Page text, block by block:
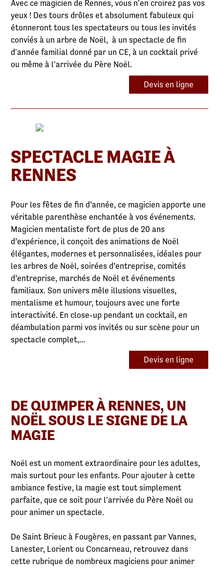
Avec ce magicien de Rennes, vous n'en croirez pas vos
yeux ! Des tours drôles et absolument fabuleux qui
étonneront tous les spectateurs ou tous les invités
conviés à un arbre de Noël, à un spectacle de fin
d'année familial donné par un CE, à un cocktail privé
ou même à l'arrivée du Père Noël.
Devis en ligne
SPECTACLE MAGIE À
RENNES
Pour les fêtes de fin d’année, ce magicien apporte une
véritable parenthèse enchantée à vos événements.
Magicien mentaliste fort de plus de 20 ans
d’expérience, il conçoit des animations de Noël
élégantes, modernes et personnalisées, idéales pour
les arbres de Noël, soirées d’entreprise, comités
d’entreprise, marchés de Noël et événements
familiaux. Son univers mêle illusions visuelles,
mentalisme et humour, toujours avec une forte
interactivité. En close-up pendant un cocktail, en
déambulation parmi vos invités ou sur scène pour un
spectacle complet,...
Devis en ligne
DE QUIMPER À RENNES, UN
NOËL SOUS LE SIGNE DE LA
MAGIE
Noël est un moment extraordinaire pour les adultes,
mais surtout pour les enfants. Pour ajouter à cette
ambiance festive, la magie est tout simplement
parfaite, que ce soit pour l'arrivée du Père Noël ou
pour animer un spectacle.
De Saint Brieuc à Fougères, en passant par Vannes,
Lanester, Lorient ou Concarneau, retrouvez dans
cette rubrique de nombreux magiciens pour animer